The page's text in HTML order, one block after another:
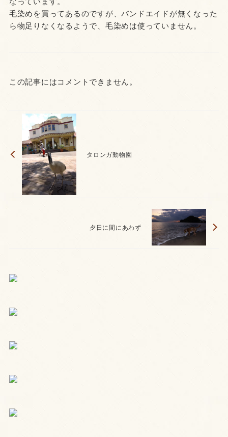
毛染めを買ってあるのですが、バンドエイドが無くなった
ら物足りなくなるようで、毛染めは使っていません。
この記事にはコメントできません。
タロンガ動物園
夕日に間にあわず